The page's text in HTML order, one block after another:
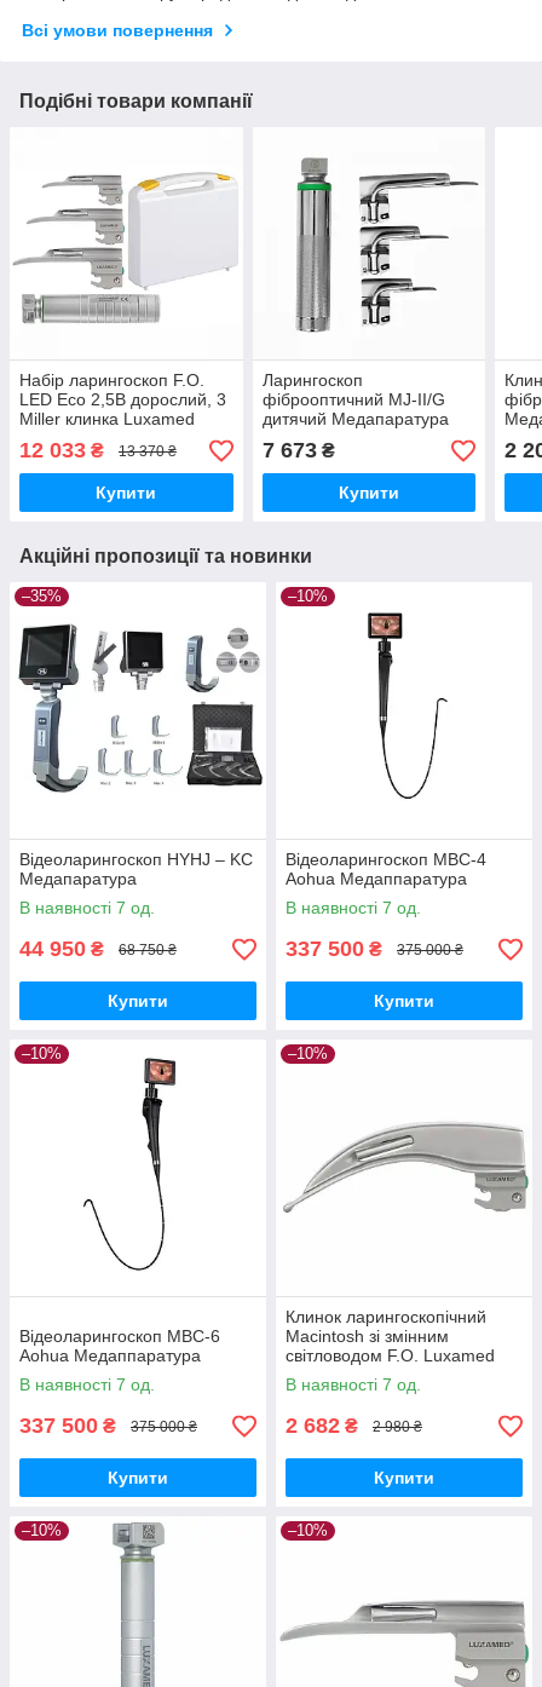
Всі умови повернення
Подібні товари компанії
Набір ларингоскоп F.O.
LED Eco 2,5В дорослий, 3
Miller клинка Luxamed
Медапаратура
12 033 ₴ 13 370 ₴
Купити
Ларингоскоп
фіброоптичний MJ-II/G
дитячий Медапаратура
7 673₴
Купити
2
Акційні пропозиції та новинки
–35%
Відеоларингоскоп HYHJ – KC
Медапаратура
В наявності 7 од.
44 950 ₴ 68 750 ₴
Купити
–10%
Відеоларингоскоп МВС-4
Aohua Медаппаратура
В наявності 7 од.
337 500 ₴ 375 000 ₴
Купити
–10%
Відеоларингоскоп МВС-6
Aohua Медаппаратура
В наявності 7 од.
337 500 ₴ 375 000 ₴
Купити
–10%
Клинок ларингоскопічний
Macintosh зі змінним
світловодом F.O. Luxamed
Медаппаратура
В наявності 7 од.
2 682 ₴ 2 980 ₴
Купити
–10% –10%